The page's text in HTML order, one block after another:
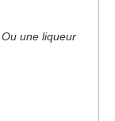
Ou une liqueur